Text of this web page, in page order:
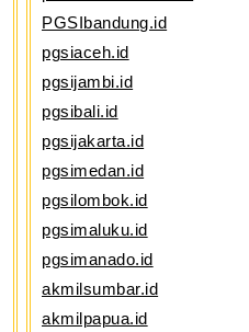
PGSIbandung.id
pgsiaceh.id
pgsijambi.id
pgsibali.id
pgsijakarta.id
pgsimedan.id
pgsilombok.id
pgsimaluku.id
pgsimanado.id
akmilsumbar.id
akmilpapua.id